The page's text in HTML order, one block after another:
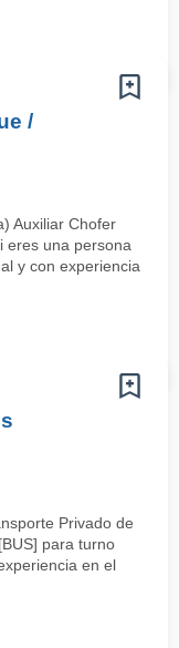
/
Auxiliar Chofer
eres una persona
y con experiencia
Privado de
para turno
en el